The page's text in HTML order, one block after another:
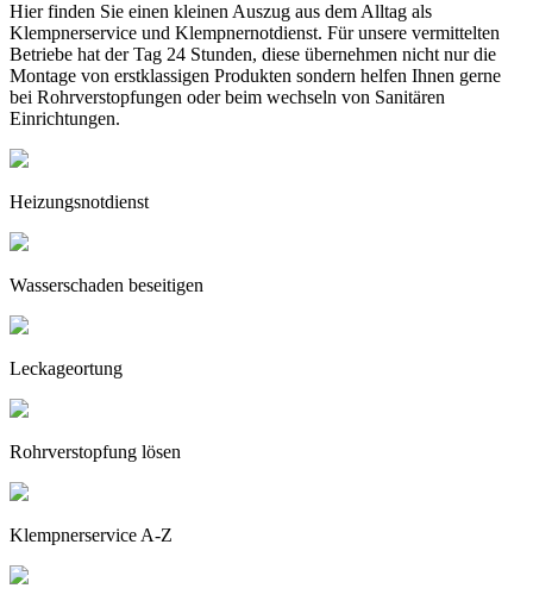
Hier finden Sie einen kleinen Auszug aus dem Alltag als
Klempnerservice und Klempnernotdienst. Für unsere vermittelten
Betriebe hat der Tag 24 Stunden, diese übernehmen nicht nur die
Montage von erstklassigen Produkten sondern helfen Ihnen gerne
bei Rohrverstopfungen oder beim wechseln von Sanitären
Einrichtungen.
Heizungsnotdienst
Wasserschaden beseitigen
Leckageortung
Rohrverstopfung lösen
Klempnerservice A-Z